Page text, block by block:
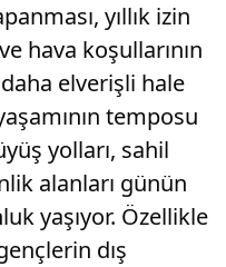
yıllık izin
hava koşullarının
elverişli hale
temposu
yolları, sahil
alanları günün
yaşıyor. Özellikle
dış